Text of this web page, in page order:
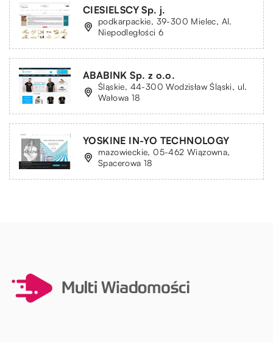
CIESIELSCY Sp. j.
podkarpackie, 39-300 Mielec, Al.
Niepodległości 6
ABABINK Sp. z o.o.
Śląskie, 44-300 Wodzisław Śląski, ul.
Wałowa 18
YOSKINE IN-YO TECHNOLOGY
mazowieckie, 05-462 Wiązowna,
Spacerowa 18